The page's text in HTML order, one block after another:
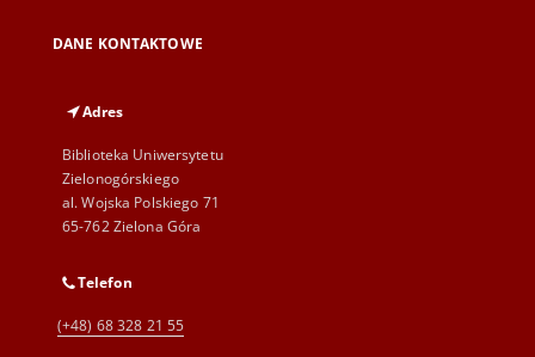
DANE KONTAKTOWE
Adres
Biblioteka Uniwersytetu
Zielonogórskiego
al. Wojska Polskiego 71
65-762 Zielona Góra
Telefon
(+48) 68 328 21 55